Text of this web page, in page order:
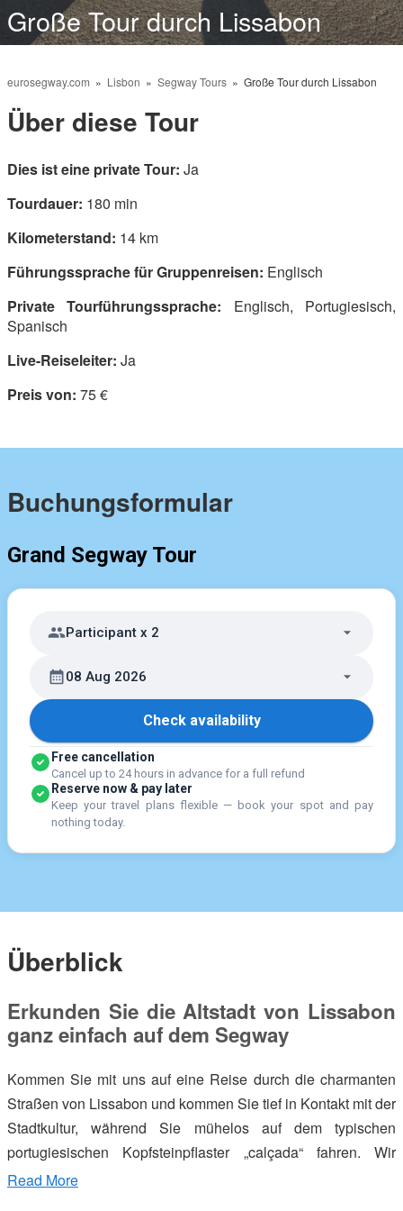
Große Tour durch Lissabon
eurosegway.com » Lisbon » Segway Tours » Große Tour durch Lissabon
Über diese Tour
Dies ist eine private Tour: Ja
Tourdauer: 180 min
Kilometerstand: 14 km
Führungssprache für Gruppenreisen: Englisch
Private Tourführungssprache: Englisch, Portugiesisch,
Spanisch
Live-Reiseleiter: Ja
Preis von: 75 €
Buchungsformular
Grand Segway Tour
Participant x 2
08 Aug 2026
Check availability
Free cancellation
Cancel up to 24 hours in advance for a full refund
Reserve now & pay later
Keep your travel plans flexible — book your spot and pay
nothing today.
Überblick
Erkunden Sie die Altstadt von Lissabon
ganz einfach auf dem Segway
Kommen Sie mit uns auf eine Reise durch die charmanten
Straßen von Lissabon und kommen Sie tief in Kontakt mit der
Stadtkultur, während Sie mühelos auf dem typischen
portugiesischen Kopfsteinpflaster „calçada“ fahren. Wir
bahnen uns unseren Weg von der Küste des Flusses Tejo
Read More